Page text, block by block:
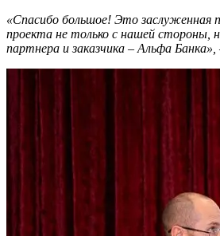
«Спасибо большое! Это заслуженная
проекта не только с нашей стороны,
партнера и заказчика – Альфа Банка»,